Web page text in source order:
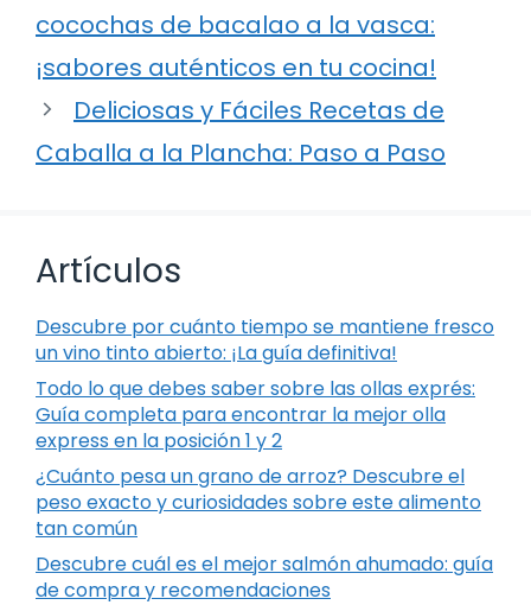
cocochas de bacalao a la vasca:
¡sabores auténticos en tu cocina!
Deliciosas y Fáciles Recetas de
Caballa a la Plancha: Paso a Paso
Artículos
Descubre por cuánto tiempo se mantiene fresco
un vino tinto abierto: ¡La guía definitiva!
Todo lo que debes saber sobre las ollas exprés:
Guía completa para encontrar la mejor olla
express en la posición 1 y 2
¿Cuánto pesa un grano de arroz? Descubre el
peso exacto y curiosidades sobre este alimento
tan común
Descubre cuál es el mejor salmón ahumado: guía
de compra y recomendaciones